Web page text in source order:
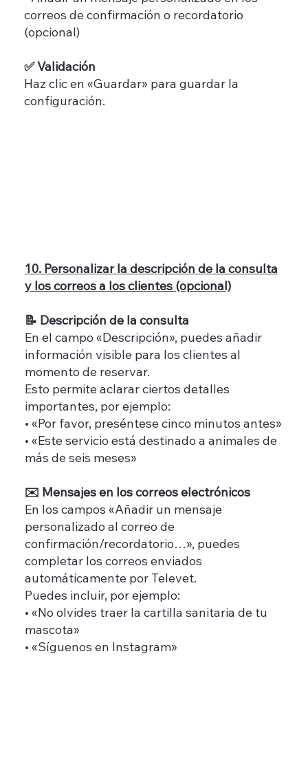
correos de confirmación o recordatorio
(opcional)
✅ Validación
Haz clic en «Guardar» para guardar la
configuración.
10. Personalizar la descripción de la consulta
y los correos a los clientes (opcional)
📝 Descripción de la consulta
En el campo «Descripción», puedes añadir
información visible para los clientes al
momento de reservar.
Esto permite aclarar ciertos detalles
importantes, por ejemplo:
• «Por favor, preséntese cinco minutos antes»
• «Este servicio está destinado a animales de
más de seis meses»
✉️ Mensajes en los correos electrónicos
En los campos «Añadir un mensaje
personalizado al correo de
confirmación/recordatorio…», puedes
completar los correos enviados
automáticamente por Televet.
Puedes incluir, por ejemplo:
• «No olvides traer la cartilla sanitaria de tu
mascota»
• «Síguenos en Instagram»